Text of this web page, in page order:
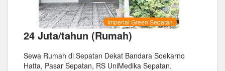
Imperial Green Sepatan
24 Juta/tahun (Rumah)
Sewa Rumah di Sepatan Dekat Bandara Soekarno
Hatta, Pasar Sepatan, RS UniMedika Sepatan.